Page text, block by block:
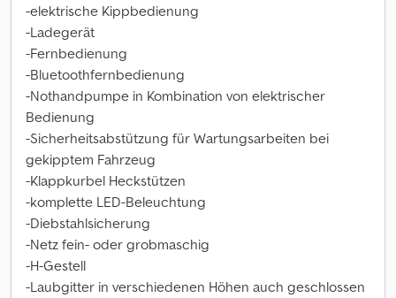
-elektrische Kippbedienung
-Ladegerät
-Fernbedienung
-Bluetoothfernbedienung
-Nothandpumpe in Kombination von elektrischer
Bedienung
-Sicherheitsabstützung für Wartungsarbeiten bei
gekipptem Fahrzeug
-Klappkurbel Heckstützen
-komplette LED-Beleuchtung
-Diebstahlsicherung
-Netz fein- oder grobmaschig
-H-Gestell
-Laubgitter in verschiedenen Höhen auch geschlossen